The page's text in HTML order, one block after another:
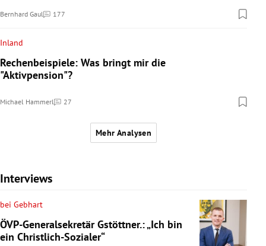
Bernhard Gaul 177
Kommentare
Inland
Rechenbeispiele: Was bringt mir die
"Aktivpension"?
Michael Hammerl 27
Kommentare
Mehr Analysen
Interviews
bei Gebhart
ÖVP-Generalsekretär Gstöttner.: „Ich bin
ein Christlich-Sozialer“